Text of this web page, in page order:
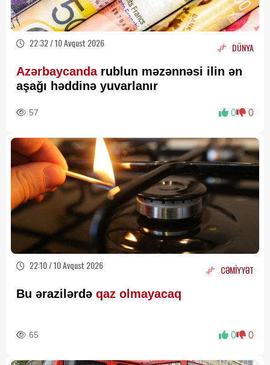
22:32 / 10 Avqust 2026 DÜNYA
Azərbaycandarublun məzənnəsi ilin ən
aşağı həddinə yuvarlanır
57 0 0
22:10 / 10 Avqust 2026 CƏMİYYƏT
Bu ərazilərdə qaz olmayacaq
65 0 0